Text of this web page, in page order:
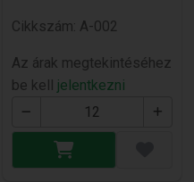
Cikkszám: A-002
Az árak megtekintéséhez
be kell jelentkezni